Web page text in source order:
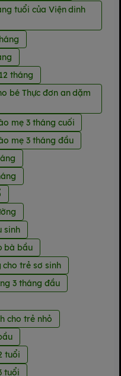
tuổi của Viện dinh
tháng
bé Thực đơn an dặm
mẹ 3 tháng cuối
mẹ 3 tháng đầu
sinh
bà bầu
cho trẻ sơ sinh
3 tháng đầu
cho trẻ nhỏ
tuổi
tuổi